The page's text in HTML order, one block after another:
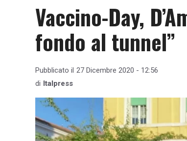
Vaccino-Day,
fondo al tunnel”
Pubblicato il 27 Dicembre 2020 - 12:56
di Italpress